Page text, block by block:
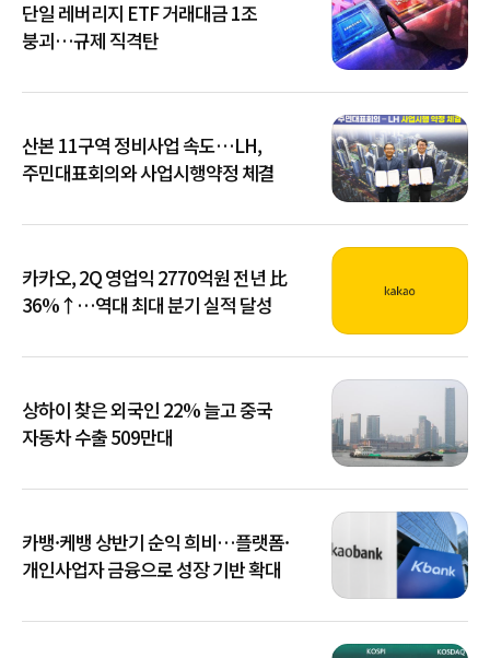
단일 레버리지 ETF 거래대금 1조
붕괴…규제 직격탄
산본 11구역 정비사업 속도…LH,
주민대표회의와 사업시행약정 체결
카카오, 2Q 영업익 2770억원 전년 比
36%↑…역대 최대 분기 실적 달성
상하이 찾은 외국인 22% 늘고 중국
자동차 수출 509만대
카뱅·케뱅 상반기 순익 희비…플랫폼·
개인사업자 금융으로 성장 기반 확대